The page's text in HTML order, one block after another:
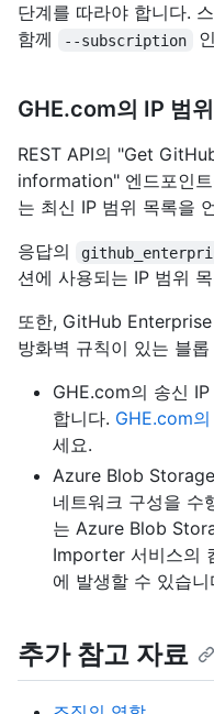
단계를 따라야 합니다.
함께
--subscription
GHE.com의 IP 범위
REST API의 "Get
information" 엔드포인
는 최신 IP 범위 목록을
응답의
션에 사용되는 IP 범위
또한, GitHub
방화벽 규칙이 있는 블
GHE.com의 송신
합니다. GHE.com
세요.
Azure Blob
네트워크 구성을 수
는 Azure Blob
Importer 서비스의
에 발생할 수 있습니
추가 참고 자료